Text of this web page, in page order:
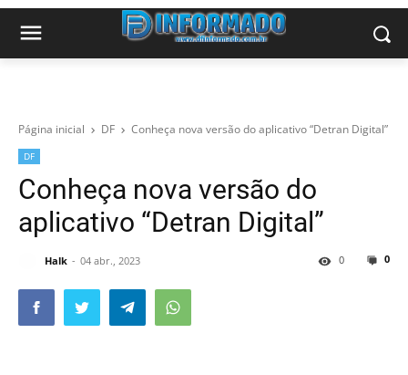
Página inicial DF Conheça nova versão do aplicativo “Detran Digital”
DF
Conheça nova versão do
aplicativo “Detran Digital”
Halk 04 abr., 2023 0
0